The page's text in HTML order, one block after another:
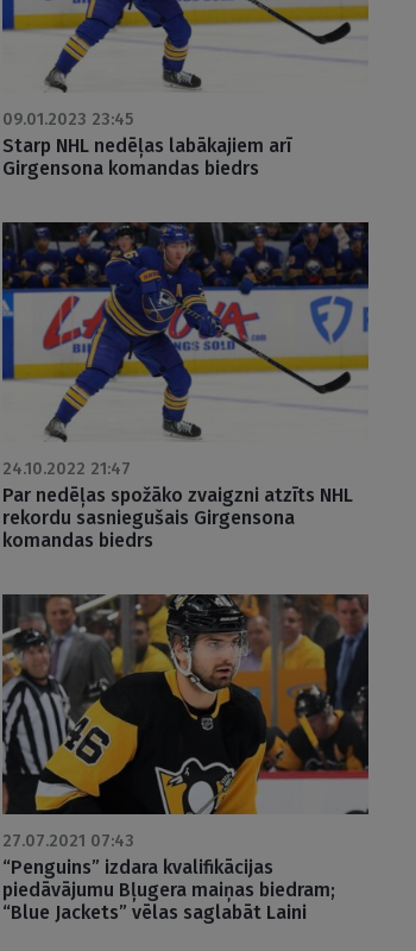
09.01.2023 23:45
Starp NHL nedēļas labākajiem arī
Girgensona komandas biedrs
24.10.2022 21:47
Par nedēļas spožāko zvaigzni atzīts NHL
rekordu sasniegušais Girgensona
komandas biedrs
27.07.2021 07:43
“Penguins” izdara kvalifikācijas
piedāvājumu Bļugera maiņas biedram;
“Blue Jackets” vēlas saglabāt Laini